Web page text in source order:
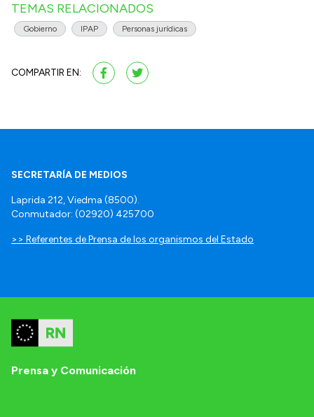
TEMAS RELACIONADOS
Gobierno IPAP Personas jurídicas
COMPARTIR EN:
SECRETARÍA DE MEDIOS
Laprida 212, Viedma (8500).
Conmutador: (02920) 425700
>> Referentes de Prensa de los organismos del Estado
Prensa y Comunicación